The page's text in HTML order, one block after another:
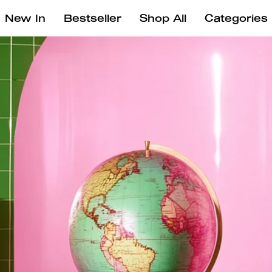
New In Bestseller Shop All Categories